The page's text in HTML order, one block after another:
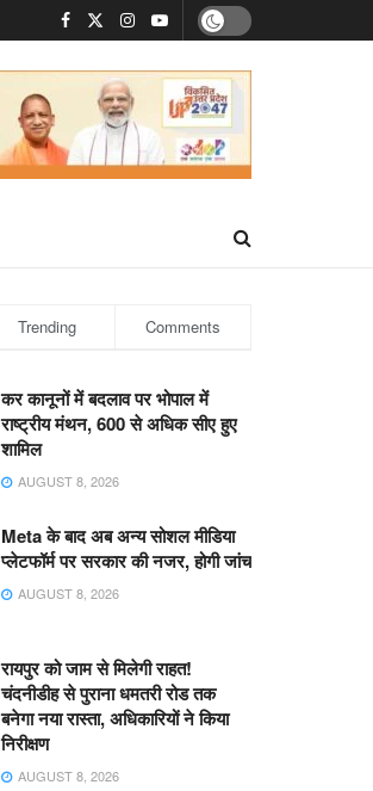
Trending Comments
कर कानूनों में बदलाव पर भोपाल में
राष्ट्रीय मंथन, 600 से अधिक सीए हुए
शामिल
AUGUST 8, 2026
Meta के बाद अब अन्य सोशल मीडिया
प्लेटफॉर्म पर सरकार की नजर, होगी जांच
AUGUST 8, 2026
रायपुर को जाम से मिलेगी राहत!
चंदनीडीह से पुराना धमतरी रोड तक
बनेगा नया रास्ता, अधिकारियों ने किया
निरीक्षण
AUGUST 8, 2026